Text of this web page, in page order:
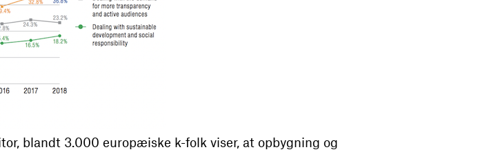
blandt 3.000 europæiske k-folk viser, at opbygning og